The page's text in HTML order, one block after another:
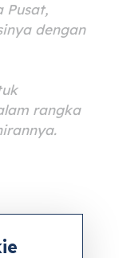
Pusat,
dengan
rangka